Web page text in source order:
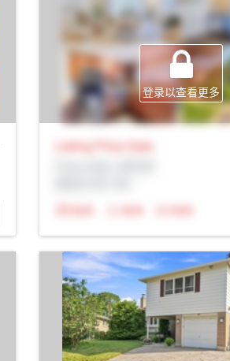
登录以查看更多
Listing Price Sale
N/A
N/A N/A